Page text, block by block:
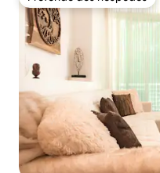
Preferido dos hóspedes